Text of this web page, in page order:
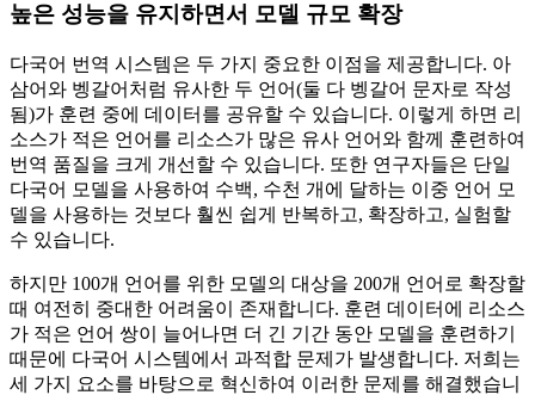
높은 성능을 유지하면서 모델 규모 확장
다국어 번역 시스템은 두 가지 중요한 이점을 제공합니다. 아
삼어와 벵갈어처럼 유사한 두 언어(둘 다 벵갈어 문자로 작성
됨)가 훈련 중에 데이터를 공유할 수 있습니다. 이렇게 하면 리
소스가 적은 언어를 리소스가 많은 유사 언어와 함께 훈련하여
번역 품질을 크게 개선할 수 있습니다. 또한 연구자들은 단일
다국어 모델을 사용하여 수백, 수천 개에 달하는 이중 언어 모
델을 사용하는 것보다 훨씬 쉽게 반복하고, 확장하고, 실험할
수 있습니다.
하지만 100개 언어를 위한 모델의 대상을 200개 언어로 확장할
때 여전히 중대한 어려움이 존재합니다. 훈련 데이터에 리소스
가 적은 언어 쌍이 늘어나면 더 긴 기간 동안 모델을 훈련하기
때문에 다국어 시스템에서 과적합 문제가 발생합니다. 저희는
세 가지 요소를 바탕으로 혁신하여 이러한 문제를 해결했습니